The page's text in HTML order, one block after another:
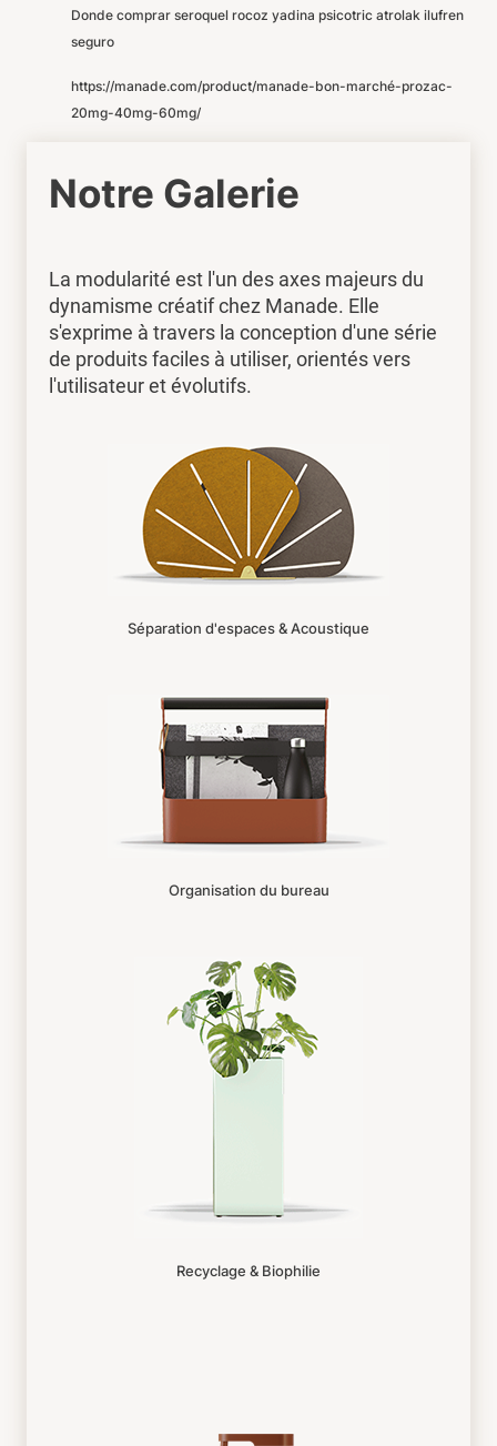
Donde comprar seroquel rocoz yadina psicotric atrolak ilufren
seguro
https://manade.com/product/manade-bon-marché-prozac-
20mg-40mg-60mg/
Notre Galerie
La modularité est l'un des axes majeurs du
dynamisme créatif chez Manade. Elle
s'exprime à travers la conception d'une série
de produits faciles à utiliser, orientés vers
l'utilisateur et évolutifs.
Séparation d'espaces & Acoustique
Organisation du bureau
Recyclage & Biophilie